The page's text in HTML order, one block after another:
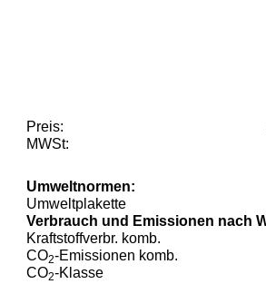
Preis:
MWSt:
Umweltnormen:
Umweltplakette
Verbrauch und Emissionen nach
Kraftstoffverbr. komb.
CO2-Emissionen komb.
CO2-Klasse